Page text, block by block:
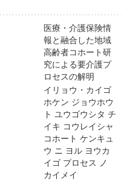
医療・介護保険情
報と融合した地域
高齢者コホート研
究による要介護プ
ロセスの解明
イリョウ・カイゴ
ホケン ジョウホウ
ト ユウゴウシタ チ
イキ コウレイシャ
コホート ケンキュ
ウ ニ ヨル ヨウカ
イゴ プロセス ノ
カイメイ